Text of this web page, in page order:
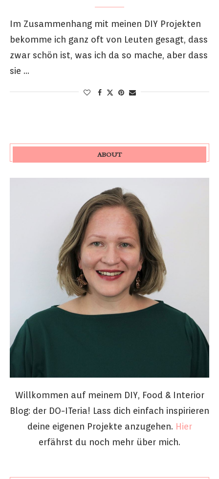
Im Zusammenhang mit meinen DIY Projekten
bekomme ich ganz oft von Leuten gesagt, dass
zwar schön ist, was ich da so mache, aber dass
sie …
ABOUT
Willkommen auf meinem DIY, Food & Interior
Blog: der DO-ITeria! Lass dich einfach inspirieren
deine eigenen Projekte anzugehen. Hier
erfährst du noch mehr über mich.